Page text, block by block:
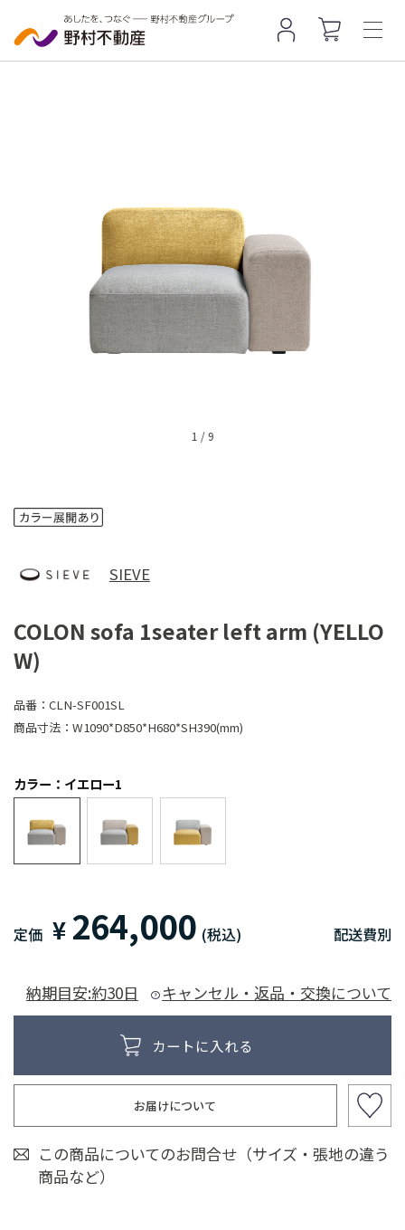
1 /9
SIEVE
COLON sofa 1seater left arm (YELLO
W)
品番： CLN-SF001SL
商品寸法： W1090*D850*H680*SH390(mm)
カラー：イエロー1
定価 ¥ 264,000 (税込) 配送費別
納期目安:約30日 キャンセル・返品・交換について
お届けについて
この商品についてのお問合せ（サイズ・張地の違う
商品など）